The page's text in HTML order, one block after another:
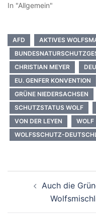
In "Allgemein"
AFD
AKTIVES
CHRISTIAN MEYER
EU. GENFER KONVENTION
GRÜNE NIEDERSACHSEN
SCHUTZSTATUS WOLF
VON DER LEYEN
WOLF
WOLFSSCHUTZ-
Auch die